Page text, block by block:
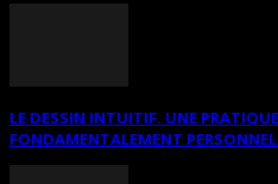
LE DESSIN INTUITIF. UNE
FONDAMENTALEMENT